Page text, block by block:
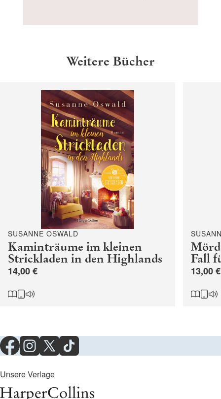
Weitere Bücher
SUSANNE OSWALD
Kaminträume im kleinen
Strickladen in den Highlands
14,00 €
Fall
13,00 €
Unsere Verlage